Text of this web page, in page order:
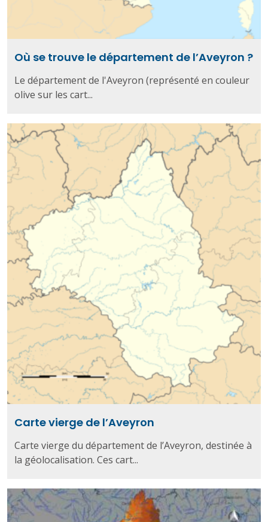
Où se trouve le département de l’Aveyron ?
Le département de l'Aveyron (représenté en couleur
olive sur les cart...
Carte vierge de l’Aveyron
Carte vierge du département de l’Aveyron, destinée à
la géolocalisation. Ces cart...